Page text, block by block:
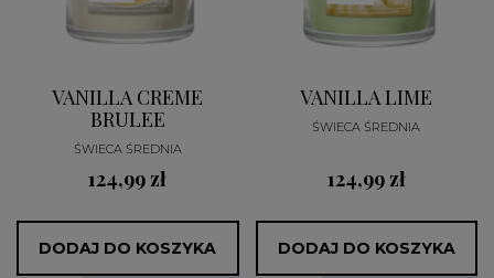
VANILLA CREME
BRULEE
ŚWIECA ŚREDNIA
124,99 zł
DODAJ DO KOSZYKA
VANILLA LIME
ŚWIECA ŚREDNIA
124,99 zł
DODAJ DO KOSZYKA